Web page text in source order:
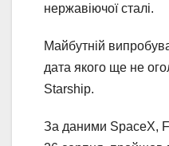
нержавіючої сталі.
Майбутній
дата якого ще не
Starship.
За даними SpaceX,